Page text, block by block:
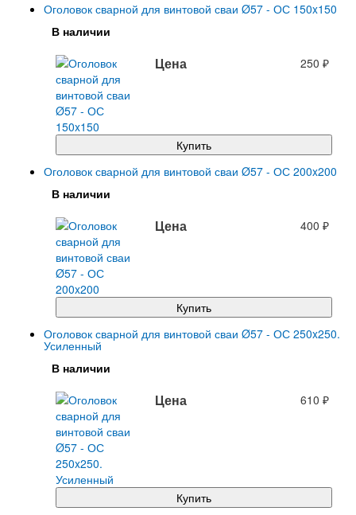
Оголовок сварной для винтовой сваи Ø57 - ОС 150x150
В наличии
Цена 250₽
Купить
Оголовок сварной для винтовой сваи Ø57 - ОС 200x200
В наличии
Цена 400₽
Купить
Оголовок сварной для винтовой сваи Ø57 - ОС 250x250.
Усиленный
В наличии
Цена 610₽
Купить